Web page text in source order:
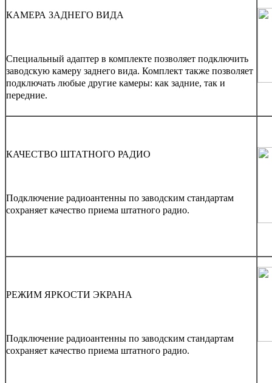
КАМЕРА ЗАДНЕГО ВИДА
Специальный адаптер в комплекте позволяет подключить
заводскую камеру заднего вида. Комплект также позволяет
подключать любые другие камеры: как задние, так и
передние.
КАЧЕСТВО ШТАТНОГО РАДИО
Подключение радиоантенны по заводским стандартам
сохраняет качество приема штатного радио.
РЕЖИМ ЯРКОСТИ ЭКРАНА
Подключение радиоантенны по заводским стандартам
сохраняет качество приема штатного радио.